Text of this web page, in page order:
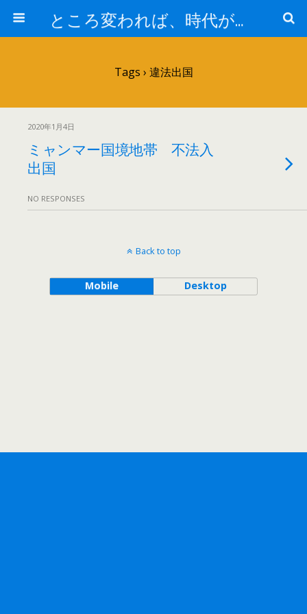
ところ変われば、時代が違えば
Tags › 違法出国
2020年1月4日
ミャンマー国境地帯 不法入
出国
NO RESPONSES
Back to top
Mobile Desktop